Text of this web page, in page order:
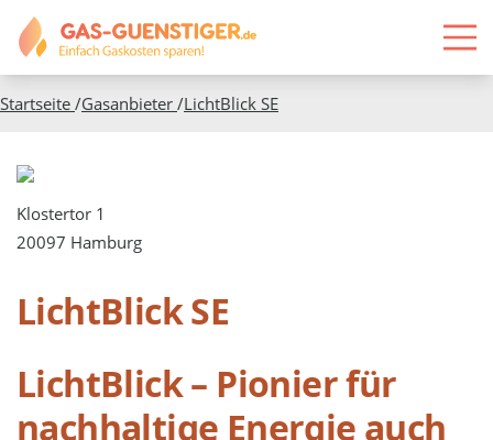
Startseite /Gasanbieter /LichtBlick SE
LichtBlick SE
LichtBlick – Pionier für
nachhaltige Energie auch
Klostertor 1
20097 Hamburg